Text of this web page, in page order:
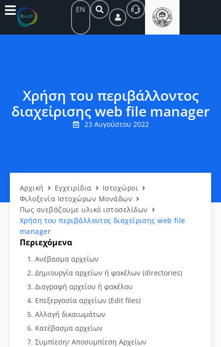
EN
Χρήση του περιβάλλοντος
διαχείρισης web file manager
23 Αυγούστου 2022
Αρχική Εγχειρίδια
Ιστοχώροι
Φιλοξενία Ιστοχώρων Μονάδων
Πως ανεβάζουμε υλικό ιστοσελίδων
Χρήση του περιβάλλοντος διαχείρισης web file
manager
Περιεχόμενα
Ανέβασμα αρχείων
Δημιουργία αρχείων ή φακέλων (directories)
Διαγραφή αρχείου ή φακέλου
Επεξεργασία αρχείων (Edit files)
Αλλαγή δικαιωμάτων
Κατέβασμα αρχείων
Συμπίεση/ Αποσυμπίεση Αρχείων